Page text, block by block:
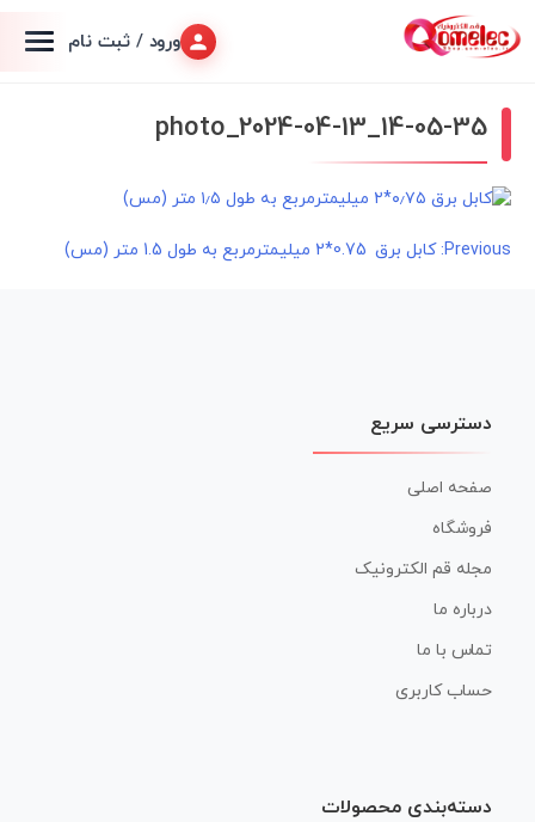
ورود / ثبت نام
photo_2024-04-13_14-05-35
راهبری
Previous: کابل برق 0.75*2 میلیمترمربع به طول 1.5 متر (مس)
دسترسی سریع
صفحه اصلی
فروشگاه
مجله قم الکترونیک
درباره ما
تماس با ما
حساب کاربری
دسته‌بندی محصولات